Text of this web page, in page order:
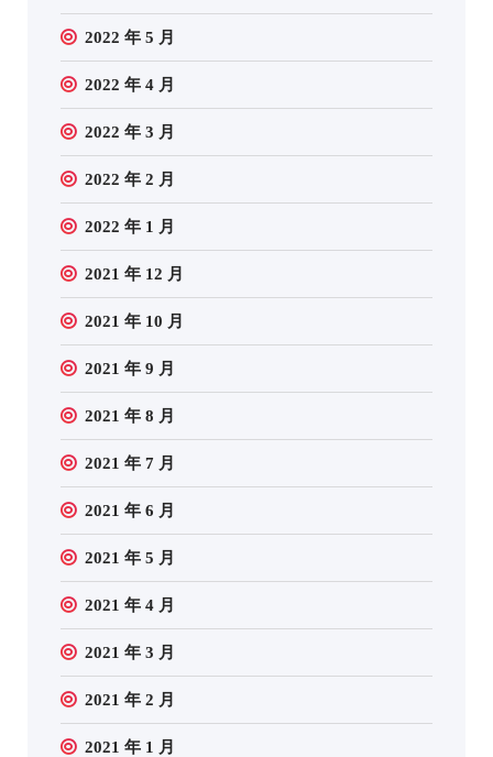
2022 年 5 月
2022 年 4 月
2022 年 3 月
2022 年 2 月
2022 年 1 月
2021 年 12 月
2021 年 10 月
2021 年 9 月
2021 年 8 月
2021 年 7 月
2021 年 6 月
2021 年 5 月
2021 年 4 月
2021 年 3 月
2021 年 2 月
2021 年 1 月